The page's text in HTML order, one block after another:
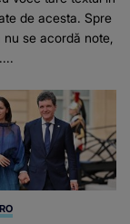
de acesta. Spre
se acordă note,